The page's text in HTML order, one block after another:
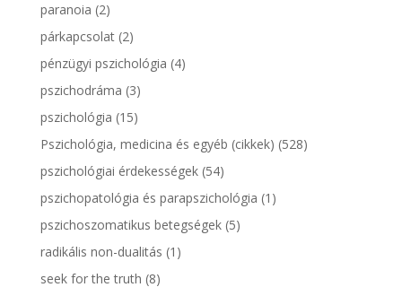
paranoia (2)
párkapcsolat(2)
pénzügyi pszichológia (4)
pszichodráma (3)
pszichológia (15)
Pszichológia, medicina és egyéb (cikkek) (528)
pszichológiai érdekességek(54)
pszichopatológia és parapszichológia (1)
pszichoszomatikus betegségek(5)
radikális non-dualitás (1)
seek for the truth (8)